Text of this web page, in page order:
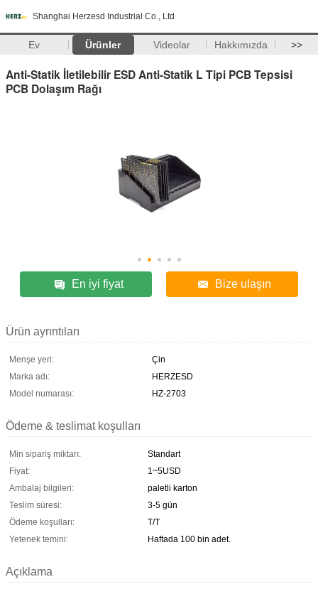
Shanghai Herzesd Industrial Co., Ltd
Ev Ürünler Videolar Hakkımızda >>
Anti-Statik İletilebilir ESD Anti-Statik L Tipi PCB Tepsisi
PCB Dolaşım Rağı
En iyi fiyat Bize ulaşın
Ürün ayrıntıları
Menşe yeri:
Çin
Marka adı:
HERZESD
Model numarası:
HZ-2703
Ödeme & teslimat koşulları
Min sipariş miktarı:
Standart
Fiyat:
1~5USD
Ambalaj bilgileri:
paletli karton
Teslim süresi:
3-5 gün
Ödeme koşulları:
T/T
Yetenek temini:
Haftada 100 bin adet.
Açıklama